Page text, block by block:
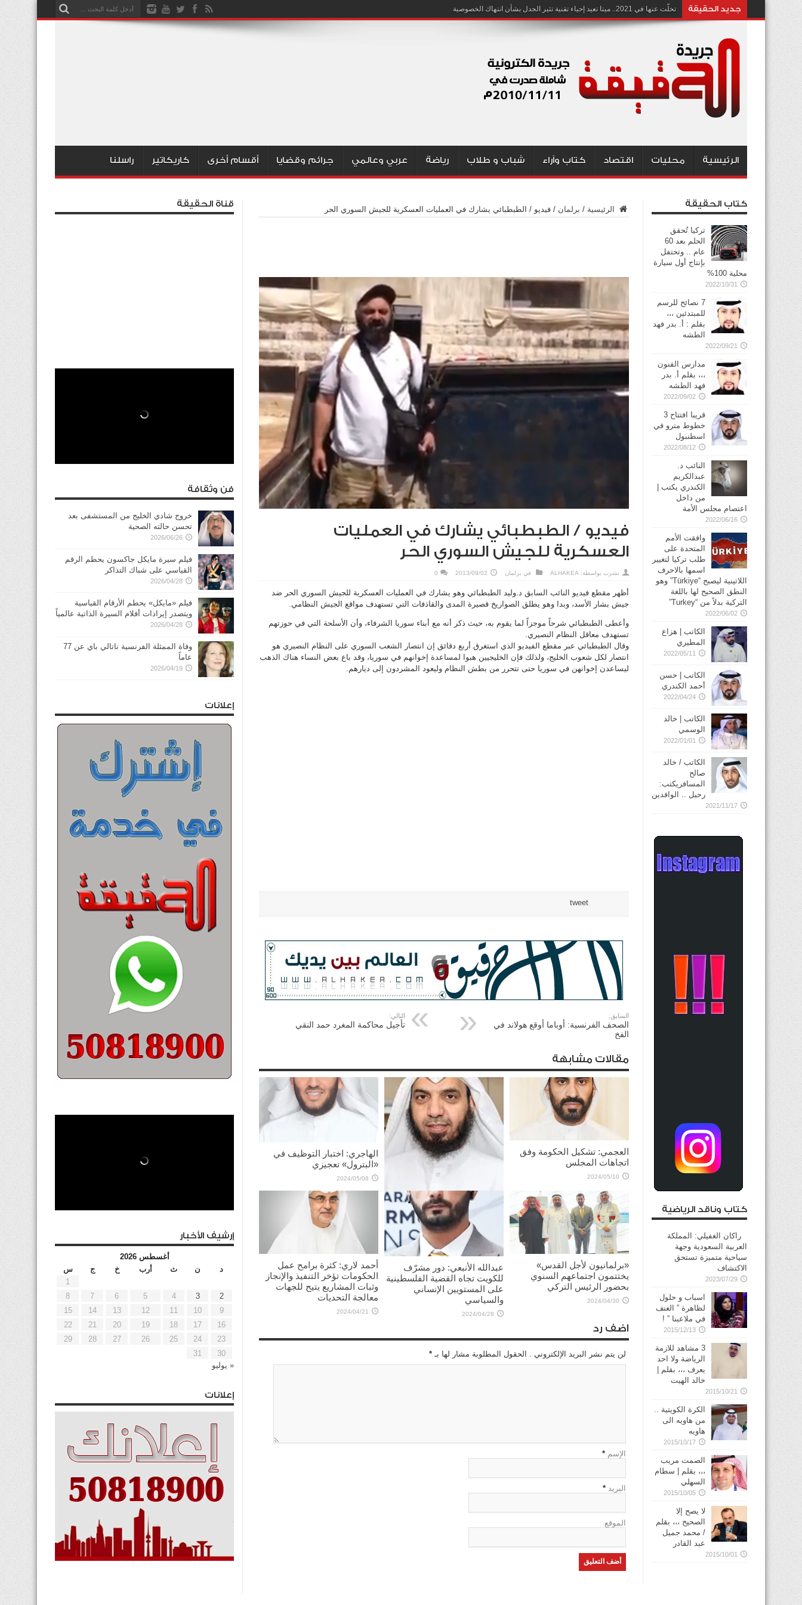
جديد الحقيقة تخلّت عنها في 2021.. ميتا تعيد إحياء تقنية تثير الجدل بشأن انتهاك الخصوصية
الرئيسية محليات اقتصاد كتاب وآراء شباب و طلاب رياضة عربي وعالمي جرائم وقضايا أقسام أخرى كاريكاتير راسلنا
الرئيسية / برلمان / فيديو / الطبطبائي يشارك في العمليات العسكرية للجيش السوري الحر
فيديو / الطبطبائي يشارك في العمليات
العسكرية للجيش السوري الحر
نشرت بواسطة: ALHAKEA في برلمان 2013/09/02
0
أظهر مقطع فيديو النائب السابق د.وليد الطبطبائي وهو يشارك في العمليات العسكرية للجيش السوري الحر ضد
جيش بشار الأسد، وبدا وهو يطلق الصواريخ قصيرة المدى والقاذفات التي تستهدف مواقع الجيش النظامي.
وأعطى الطبطبائي شرحاً موجزاً لما يقوم به، حيث ذكر أنه مع أبناء سوريا الشرفاء، وأن الأسلحة التي في حوزتهم
تستهدف معاقل النظام النصيري.
وقال الطبطبائي عبر مقطع الفيديو الذي استغرق أربع دقائق إن انتصار الشعب السوري على النظام النصيري هو
انتصار لكل شعوب الخليج، ولذلك فإن الخليجيين هبوا لمساعدة إخوانهم في سوريا، وقد باع بعض النساء هناك الذهب
ليساعدن إخوانهن في سوريا حتى تتحرر من بطش النظام وليعود المشردون إلى ديارهم.
tweet
السابق:
الصحف الفرنسية: أوباما أوقع هولاند في
الفخ
التالي:
تأجيل محاكمة المغرد حمد النقي
مقالات مشابهة
العجمي: تشكيل الحكومة وفق
اتجاهات المجلس
2024/05/10
محمد الداهوم: هموم المواطنين
إصلاح الطرق و«الصحة»
2024/05/10
الهاجري: اختبار التوظيف في
«البترول» تعجيزي
2024/05/08
«برلمانيون لأجل القدس»
يختتمون اجتماعهم السنوي
بحضور الرئيس التركي
2024/04/30
عبدالله الأنبعي: دور مشرّف
للكويت تجاه القضية الفلسطينية
على المستويين الإنساني
والسياسي
2024/04/28
أحمد لاري: كثرة برامح عمل
الحكومات تؤخر التنفيذ والإنجاز
وثبات المشاريع يتيح للجهات
معالجة التحديات
2024/04/21
اضف رد
لن يتم نشر البريد الإلكتروني . الحقول المطلوبة مشار لها بـ *
الإسم *
البريد *
الموقع
كتاب الحقيقة
تركيا تُحقق
الحلم بعد 60
عام .. وتحتفل
بإنتاج أول سيارة
محلية 100%
2022/10/31
7 نصائح للرسم
للمبتدئين ،،،
بقلم : أ. بدر فهد
الطشه
2022/09/21
مدارس الفنون
،،، بقلم أ. بدر
فهد الطشه
2022/09/02
قريبا افتتاح 3
خطوط مترو في
2022/08/12
النائب د.
عبدالكريم
الكندري يكتب |
من داخل
اعتصام مجلس الأمة
2022/06/16
وافقت الأمم
المتحدة على
طلب تركيا لتغيير
اسمها بالاحرف
اللاتينية ليصبح “Türkiye” وهو
النطق الصحيح لها باللغة
التركية بدلاً من “Turkey”
2022/06/02
الكاتب | هزاع
المطيري
2022/05/11
الكاتب | حسن
أحمد الكندري
2022/04/24
الكاتب | خالد
الوسمي
2022/01/01
الكاتب / خالد
صالح
المسافريكتب:
رحيل .. الوافدين
2021/11/17
كتاب وناقد الرياضية
راكان الغفيلي: المملكة
العربية السعودية وجهة
سياحية متميزة تستحق
الاكتشاف
2023/07/29
اسباب و حلول
لظاهرة ” العنف
في ملاعبنا ” !
2015/12/13
3 مشاهد للازمة
الرياضة ولا احد
يعرف ،،، بقلم |
خالد الهيت
2015/10/21
الكرة الكويتية ..
من هاويه الى
هاويه
2015/10/17
الصمت مريب
،،، بقلم | سطام
السهلي
2015/10/05
لا يصح إلا
الصحيح ،،، بقلم
/ محمد جميل
عبد القادر
2015/10/01
قناة الحقيقة
فن وثقافة
خروج شادي الخليج من المستشفى بعد
تحسن حالته الصحية
2026/06/26
فيلم سيرة مايكل جاكسون يحطم الرقم
القياسي على شباك التذاكر
2026/04/28
فيلم «مايكل» يحطم الأرقام القياسية
ويتصدر إيرادات أفلام السيرة الذاتية عالمياً
2026/04/28
وفاة الممثلة الفرنسية ناتالي باي عن 77
عاماً
2026/04/19
إعلانات
إرشيف الأخبار
أغسطس 2026
د
ن ث أرب خ ج
س
1
2
3
4
5
6
7
8
9
10
11
12
13
14
15
16
17
18
19
20
21
22
23
24
25
26
27
28
29
30
31
« يوليو
إعلانات